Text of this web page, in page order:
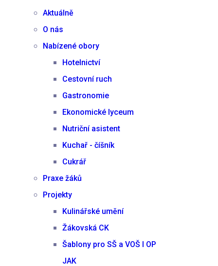
Aktuálně
O nás
Nabízené obory
Hotelnictví
Cestovní ruch
Gastronomie
Ekonomické lyceum
Nutriční asistent
Kuchař - číšník
Cukrář
Praxe žáků
Projekty
Kulinářské umění
Žákovská CK
Šablony pro SŠ a VOŠ I OP
JAK